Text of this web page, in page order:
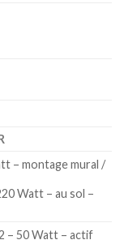
– montage mural /
Watt – au sol –
– 50 Watt – actif